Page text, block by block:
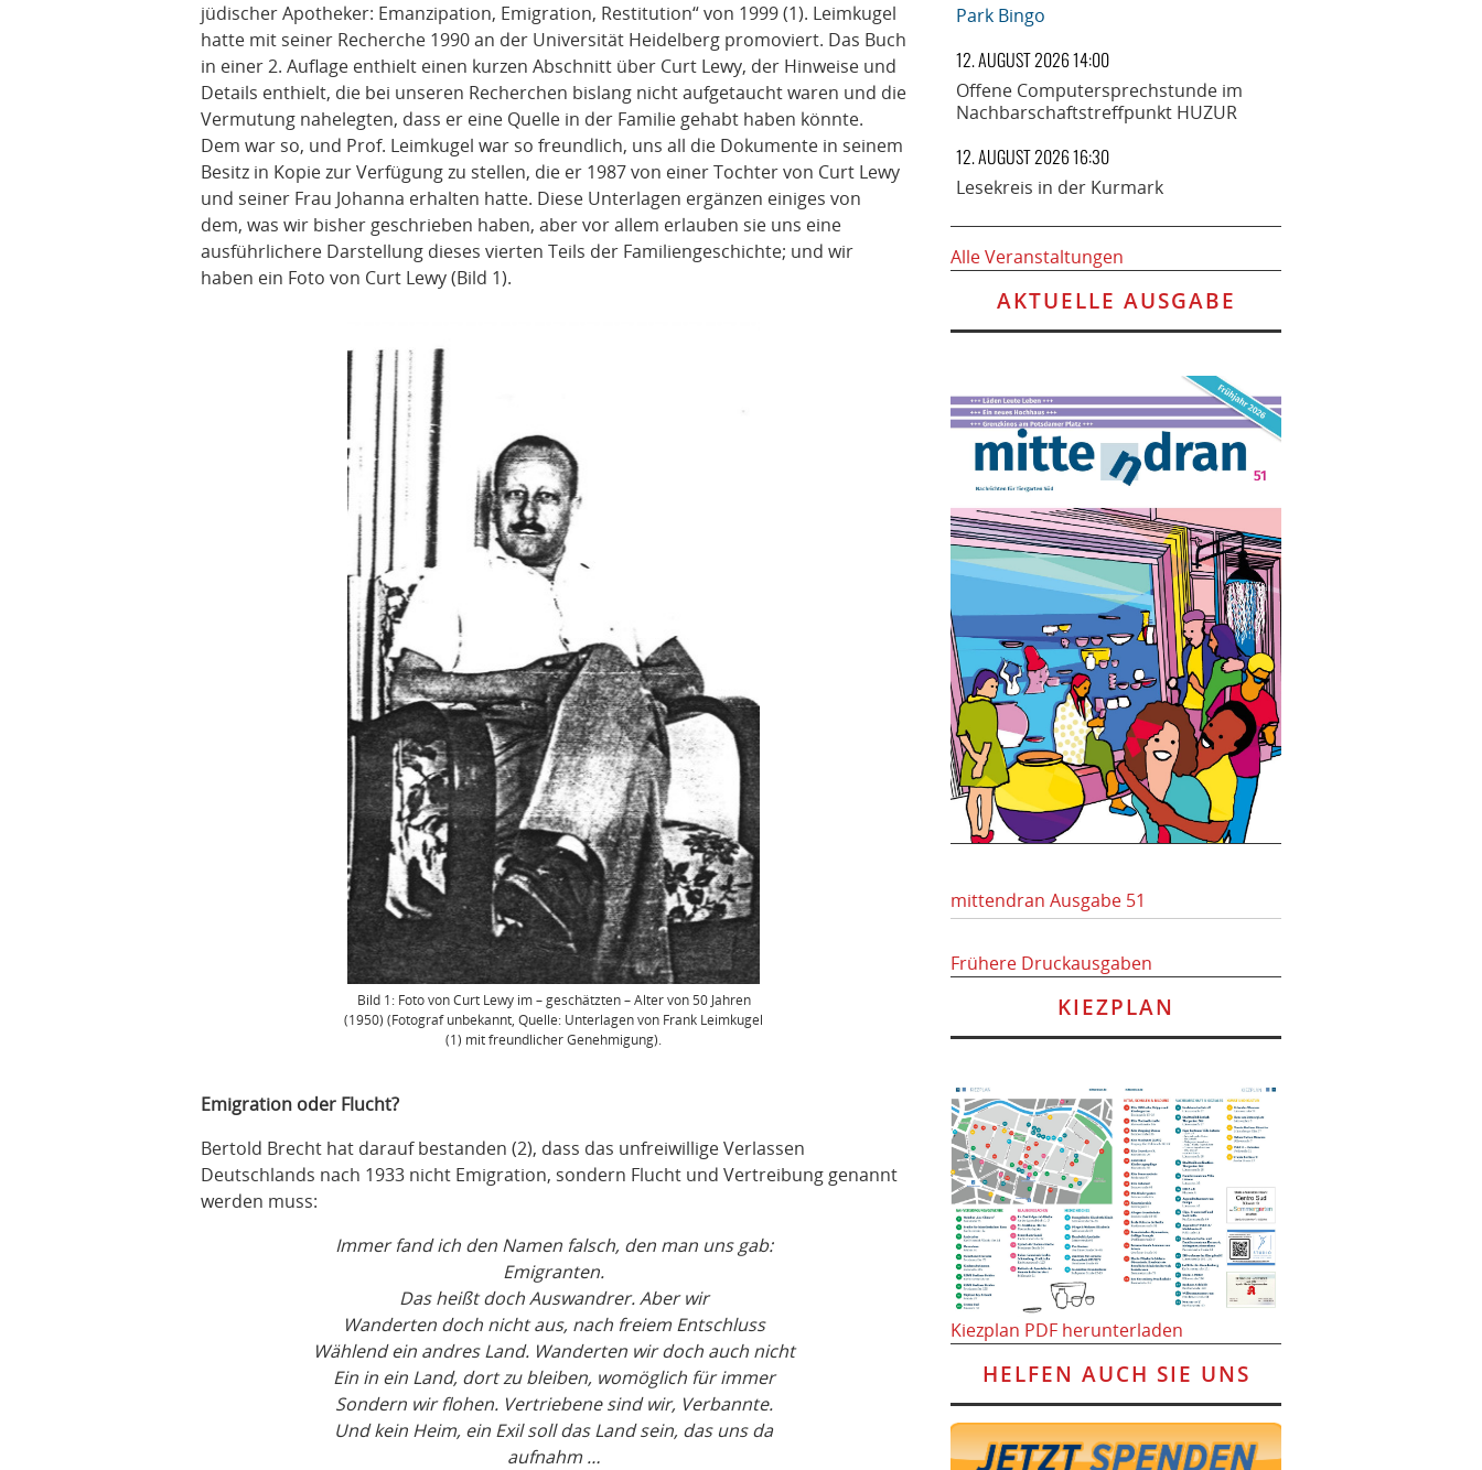
jüdischer Apotheker: Emanzipation, Emigration, Restitution“ von 1999 (1). Leimkugel
hatte mit seiner Recherche 1990 an der Universität Heidelberg promoviert. Das Buch
in einer 2. Auflage enthielt einen kurzen Abschnitt über Curt Lewy, der Hinweise und
Details enthielt, die bei unseren Recherchen bislang nicht aufgetaucht waren und die
Vermutung nahelegten, dass er eine Quelle in der Familie gehabt haben könnte.
Dem war so, und Prof. Leimkugel war so freundlich, uns all die Dokumente in seinem
Besitz in Kopie zur Verfügung zu stellen, die er 1987 von einer Tochter von Curt Lewy
und seiner Frau Johanna erhalten hatte. Diese Unterlagen ergänzen einiges von
dem, was wir bisher geschrieben haben, aber vor allem erlauben sie uns eine
ausführlichere Darstellung dieses vierten Teils der Familiengeschichte; und wir
haben ein Foto von Curt Lewy (Bild 1).
Bild 1: Foto von Curt Lewy im – geschätzten – Alter von 50 Jahren
(1950) (Fotograf unbekannt, Quelle: Unterlagen von Frank Leimkugel
(1) mit freundlicher Genehmigung).
Emigration oder Flucht?
Bertold Brecht hat darauf bestanden (2), dass das unfreiwillige Verlassen
Deutschlands nach 1933 nicht Emigration, sondern Flucht und Vertreibung genannt
werden muss:
Immer fand ich den Namen falsch, den man uns gab:
Emigranten.
Das heißt doch Auswandrer. Aber wir
Wanderten doch nicht aus, nach freiem Entschluss
Wählend ein andres Land. Wanderten wir doch auch nicht
Ein in ein Land, dort zu bleiben, womöglich für immer
Sondern wir flohen. Vertriebene sind wir, Verbannte.
Und kein Heim, ein Exil soll das Land sein, das uns da
aufnahm …
Park Bingo
12. AUGUST 2026 14:00
Offene Computersprechstunde im
Nachbarschaftstreffpunkt HUZUR
12. AUGUST 2026 16:30
Lesekreis in der Kurmark
Alle Veranstaltungen
AKTUELLE AUSGABE
mittendran Ausgabe 51
Frühere Druckausgaben
KIEZPLAN
Kiezplan PDF herunterladen
HELFEN AUCH SIE UNS